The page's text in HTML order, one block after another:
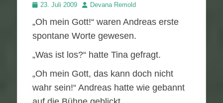
Veröffentlicht
23. Juli 2009 AutorDevana Remold
„Oh mein Gott!“ waren Andreas erste
spontane Worte gewesen.
„Was ist los?“ hatte Tina gefragt.
„Oh mein Gott, das kann doch nicht
wahr sein!“ Andreas hatte wie gebannt